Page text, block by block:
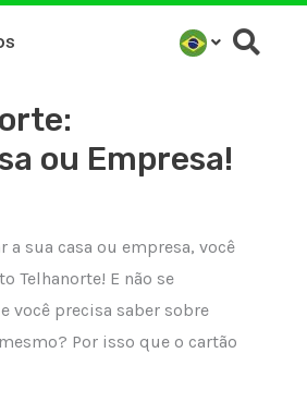
ou Empresa!
a sua casa ou empresa, você
Telhanorte! E não se
você precisa saber sobre
Por isso que o cartão